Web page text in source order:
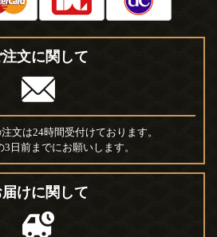
注文に関して
文は24時間受付けております。
日前までにお願いします。
届けに関して